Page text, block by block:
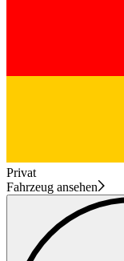
Privat
Fahrzeug ansehen